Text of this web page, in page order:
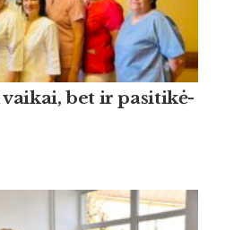
bet ir pa­si­ti­kė­